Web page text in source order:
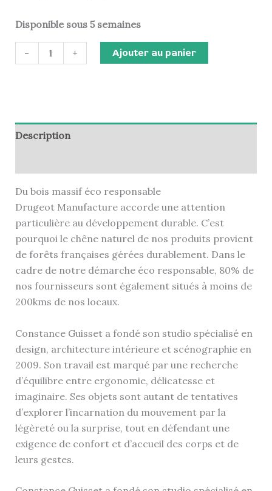
Disponible sous 5 semaines
- + Ajouter au panier
Description
Du bois massif éco responsable
Drugeot Manufacture accorde une attention
particulière au développement durable. C’est
pourquoi le chêne naturel de nos produits provient
de forêts françaises gérées durablement. Dans le
cadre de notre démarche éco responsable, 80% de
nos fournisseurs sont également situés à moins de
200kms de nos locaux.
Constance Guisset a fondé son studio spécialisé en
design, architecture intérieure et scénographie en
2009. Son travail est marqué par une recherche
d’équilibre entre ergonomie, délicatesse et
imaginaire. Ses objets sont autant de tentatives
d’explorer l’incarnation du mouvement par la
légèreté ou la surprise, tout en défendant une
exigence de confort et d’accueil des corps et de
leurs gestes.